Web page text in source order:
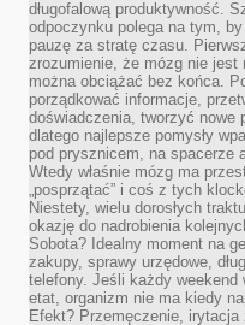
długofalową produktywność.
odpoczynku polega na tym,
pauzę za stratę czasu.
zrozumienie, że mózg nie jest
można obciążać bez końca.
porządkować informacje,
doświadczenia, tworzyć nowe
dlatego najlepsze pomysły
pod prysznicem, na spacerze
Wtedy właśnie mózg ma
„posprzątać” i coś z tych
Niestety, wielu dorosłych
okazję do nadrobienia
Sobota? Idealny moment na
zakupy, sprawy urzędowe,
telefony. Jeśli każdy weekend
etat, organizm nie ma kiedy
Efekt? Przemęczenie, irytacja